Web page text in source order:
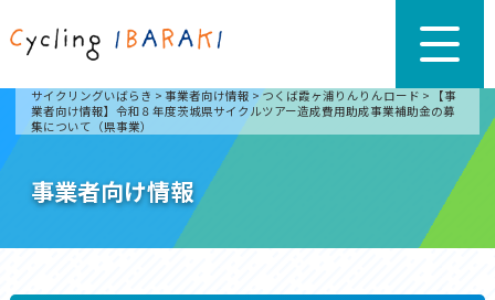
サイクリングいばらき > 事業者向け情報 >つくば霞ヶ浦りんりんロード >
【事
業者向け情報】令和８年度茨城県サイクルツアー造成費用助成事業補助金の募
集について（県事業）
事業者向け情報